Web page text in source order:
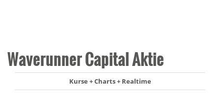
Waverunner Capital Aktie
Kurse + Charts + Realtime